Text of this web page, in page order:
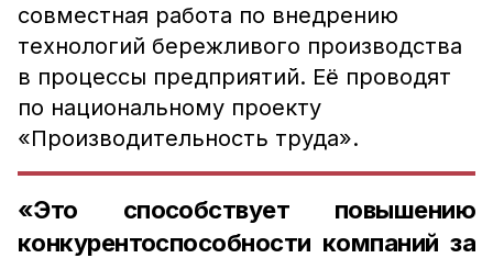
совместная работа по внедрению
технологий бережливого производства
в процессы предприятий. Её проводят
по национальному проекту
«Производительность труда».
«Это способствует повышению
конкурентоспособности компаний за